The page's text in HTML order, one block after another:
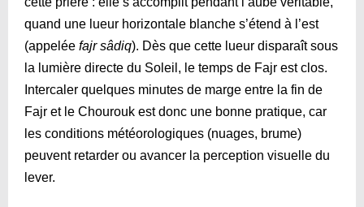
quand une lueur horizontale blanche s’étend à l’est
(appelée fajr sâdiq). Dès que cette lueur disparaît sous
la lumière directe du Soleil, le temps de Fajr est clos.
Intercaler quelques minutes de marge entre la fin de
Fajr et le Chourouk est donc une bonne pratique, car
les conditions météorologiques (nuages, brume)
peuvent retarder ou avancer la perception visuelle du
lever.